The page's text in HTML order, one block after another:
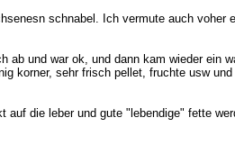
schnabel. Ich vermute auch
ab und war ok, und dann kam wieder ein
korner, sehr frisch pellet, fruchte usw
die leber und gute "lebendige" fette